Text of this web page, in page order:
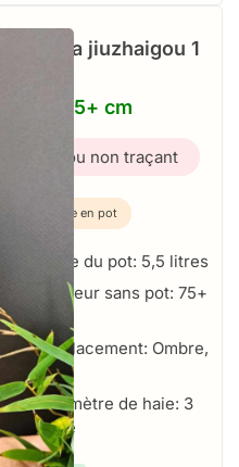
Fargesia jiuzhaigou 1
5.5L – 75+ cm
Bambou non traçant
Plante en pot
Taille du pot: 5,5 litres
Hauteur sans pot: 75+
cm
Emplacement: Ombre,
Soleil
Par mètre de haie: 3
par mètre